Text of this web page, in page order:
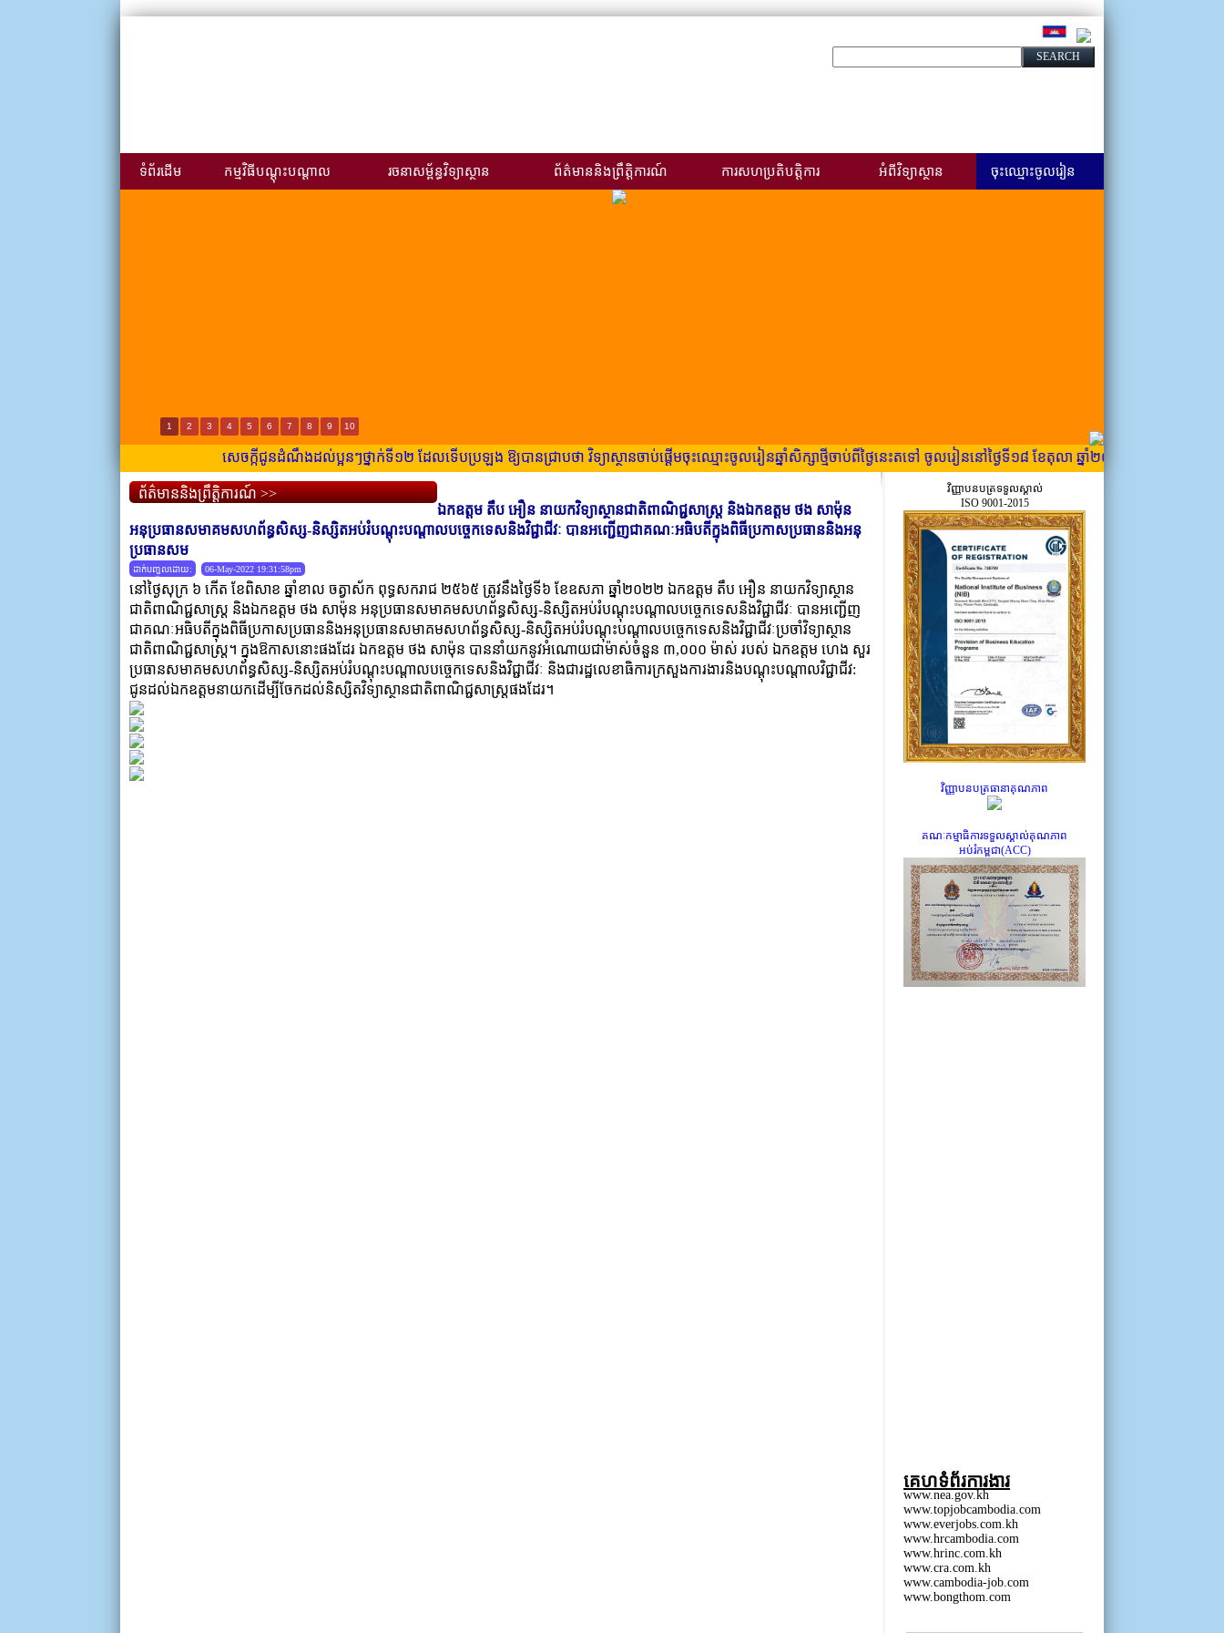
ទំព័រដើម កម្មវិធីបណ្ដុះបណ្ដាល រចនាសម្ព័ន្ធវិទ្យាស្ថាន ព័ត៌មាននិងព្រឹត្តិការណ៍ ការសហប្រតិបត្តិការ អំពីវិទ្យាស្ថាន ចុះឈ្មោះចូលរៀន
1 2 3 4 5 6 7 8 9 10
សេចក្កីជូនដំណឹងដល់ប្អូនៗថ្នាក់ទី១២ ដែលទើបប្រឡង ឱ្យបានជ្រាបថា វិទ្យាស្ថានចាប់ផ្តើមចុះឈ្មោះចូលរៀនឆ្នាំសិក្សាថ្មីចាប់ពីថ្ងៃនេះតទៅ ចូលរៀននៅថ្ងៃទី១៨ ខែតុលា ឆ្នាំ២០២៥.......
ព័ត៌មាននិងព្រឹត្តិការណ៍ >>
ឯកឧត្តម តឹប អឿន នាយកវិទ្យាស្ថានជាតិពាណិជ្ជសាស្រ្ត និងឯកឧត្តម ថង សាម៉ុន
អនុប្រធានសមាគមសហព័ន្ធសិស្ស-និស្សិតអប់រំបណ្ដុះបណ្ដាលបច្ចេកទេសនិងវិជ្ជាជីវៈ បានអញ្ជើញជាគណៈអធិបតីក្នុងពិធីប្រកាសប្រធាននិងអនុ
ប្រធានសម
ដាក់បញ្ចូលដោយ: 06-May-2022 19:31:58pm
នៅថ្ងៃសុក្រ ៦ កើត ខែពិសាខ ឆ្នាំខាល ចត្វាស័ក ពុទ្ធសករាជ ២៥៦៥ ត្រូវនឹងថ្ងៃទី៦ ខែឧសភា ឆ្នាំ២០២២ ឯកឧត្តម តឹប អឿន នាយកវិទ្យាស្ថាន
ជាតិពាណិជ្ជសាស្រ្ត និងឯកឧត្តម ថង សាម៉ុន អនុប្រធានសមាគមសហព័ន្ធសិស្ស-និស្សិតអប់រំបណ្ដុះបណ្ដាលបច្ចេកទេសនិងវិជ្ជាជីវៈ បានអញ្ជើញ
ជាគណៈអធិបតីក្នុងពិធីប្រកាសប្រធាននិងអនុប្រធានសមាគមសហព័ន្ធសិស្ស-និស្សិតអប់រំបណ្ដុះបណ្ដាលបច្ចេកទេសនិងវិជ្ជាជីវៈប្រចាំវិទ្យាស្ថាន
ជាតិពាណិជ្ជសាស្រ្ត។ ក្នុងឱកាសនោះផងដែរ ឯកឧត្តម ថង សាម៉ុន បាននាំយកនូវអំណោយជាម៉ាស់ចំនួន ៣,០០០ ម៉ាស់ របស់ ឯកឧត្តម ហេង សួរ
ប្រធានសមាគមសហព័ន្ធសិស្ស-និស្សិតអប់រំបណ្ដុះបណ្ដាលបច្ចេកទេសនិងវិជ្ជាជីវៈ និងជារដ្ឋលេខាធិការក្រសួងការងារនិងបណ្តុះបណ្តាលវិជ្ជាជីវ:
ជូនដល់ឯកឧត្តមនាយកដើម្បីចែកដល់និស្សិតវិទ្យាស្ថានជាតិពាណិជ្ជសាស្រ្តផងដែរ។
វិញ្ញាបនបត្រទទួលស្គាល់
ISO 9001-2015
វិញ្ញាបនបត្រធានាគុណភាព
គណៈកម្មាធិការទទួលស្គាល់គុណភាព
អប់រំកម្ពុជា(ACC)
គេហទំព័រការងារ
www.nea.gov.kh
www.topjobcambodia.com
www.everjobs.com.kh
www.hrcambodia.com
www.hrinc.com.kh
www.cra.com.kh
www.cambodia-job.com
www.bongthom.com